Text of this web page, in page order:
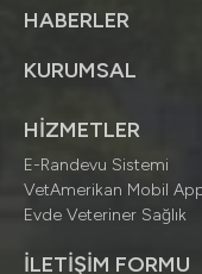
HABERLER
KURUMSAL
HİZMETLER
E-Randevu Sistemi
VetAmerikan Mobil
Evde Veteriner Sağlık
İLETİŞİM FORMU